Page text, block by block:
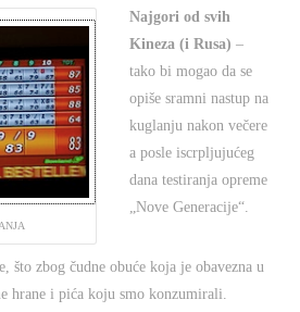
Najgori od svih
Kineza (i Rusa) –
tako bi mogao da se
opiše sramni nastup na
kuglanju nakon večere
a posle iscrpljujućeg
dana testiranja opreme
„Nove Generacije“.
što zbog čudne obuće koja je obavezna u
hrane i pića koju smo konzumirali.